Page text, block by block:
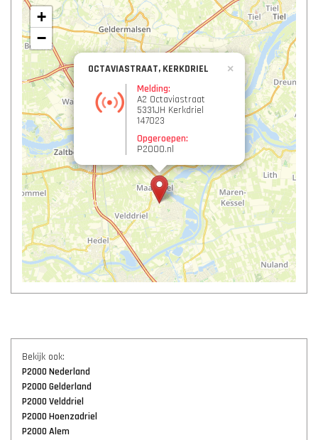
OCTAVIASTRAAT, KERKDRIEL
Melding:
A2 Octaviastraat
5331JH Kerkdriel
147023
Opgeroepen:
P2000.nl
×
+
−
Bekijk ook:
P2000 Nederland
P2000 Gelderland
P2000 Velddriel
P2000 Hoenzadriel
P2000 Alem